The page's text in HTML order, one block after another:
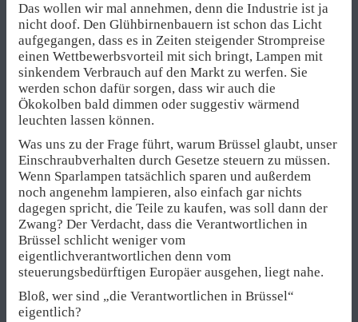
Das wollen wir mal annehmen, denn die Industrie ist ja
nicht doof. Den Glühbirnenbauern ist schon das Licht
aufgegangen, dass es in Zeiten steigender Strompreise
einen Wettbewerbsvorteil mit sich bringt, Lampen mit
sinkendem Verbrauch auf den Markt zu werfen. Sie
werden schon dafür sorgen, dass wir auch die
Ökokolben bald dimmen oder suggestiv wärmend
leuchten lassen können.
Was uns zu der Frage führt, warum Brüssel glaubt, unser
Einschraubverhalten durch Gesetze steuern zu müssen.
Wenn Sparlampen tatsächlich sparen und außerdem
noch angenehm lampieren, also einfach gar nichts
dagegen spricht, die Teile zu kaufen, was soll dann der
Zwang? Der Verdacht, dass die Verantwortlichen in
Brüssel schlicht weniger vom
eigentlichverantwortlichen denn vom
steuerungsbedürftigen Europäer ausgehen, liegt nahe.
Bloß, wer sind „die Verantwortlichen in Brüssel“
eigentlich?